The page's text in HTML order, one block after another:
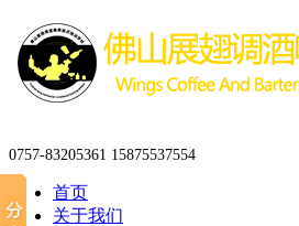
0757-83205361 15875537554
首页
关于我们